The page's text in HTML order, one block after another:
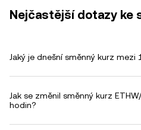
Nejčastější dotazy ke
Jaký je dnešní směnný kurz mezi
Jak se změnil směnný kurz
hodin?